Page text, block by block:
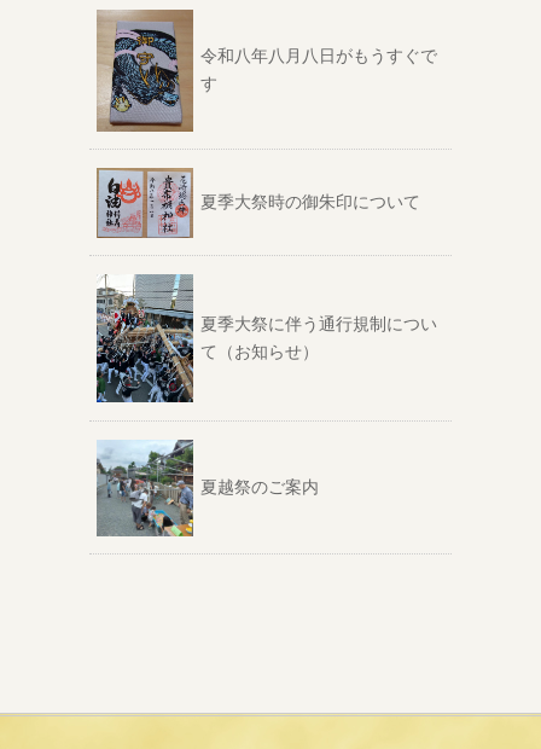
令和八年八月八日がもうすぐで
す
夏季大祭時の御朱印について
夏季大祭に伴う通行規制につい
て（お知らせ）
夏越祭のご案内